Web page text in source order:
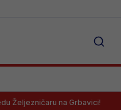
na Grbavici!